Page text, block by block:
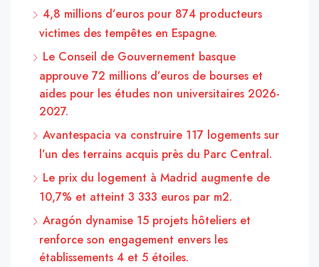
4,8 millions d’euros pour 874 producteurs
victimes des tempêtes en Espagne.
Le Conseil de Gouvernement basque
approuve 72 millions d’euros de bourses et
aides pour les études non universitaires 2026-
2027.
Avantespacia va construire 117 logements sur
l’un des terrains acquis près du Parc Central.
Le prix du logement à Madrid augmente de
10,7% et atteint 3 333 euros par m2.
Aragón dynamise 15 projets hôteliers et
renforce son engagement envers les
établissements 4 et 5 étoiles.